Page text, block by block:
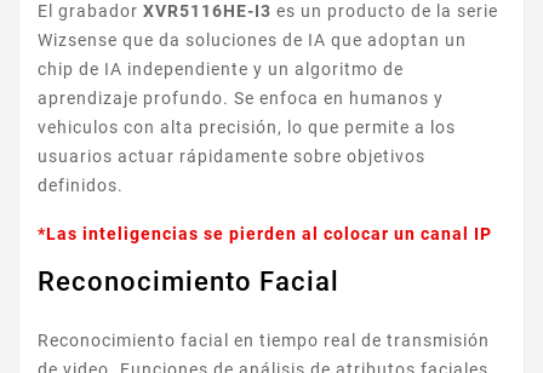
El grabador XVR5116HE-I3 es un producto de la serie
Wizsense que da soluciones de IA que adoptan un
chip de IA independiente y un algoritmo de
aprendizaje profundo. Se enfoca en humanos y
vehiculos con alta precisión, lo que permite a los
usuarios actuar rápidamente sobre objetivos
definidos.
*Las inteligencias se pierden al colocar un canal IP
Reconocimiento Facial
Reconocimiento facial en tiempo real de transmisión